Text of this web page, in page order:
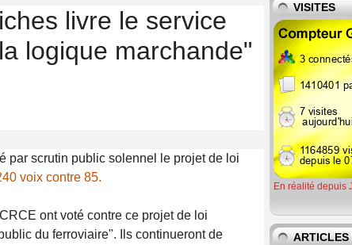
livre le service
logique marchande"
par scrutin public solennel le projet de loi
voix contre 85.
ont voté contre ce projet de loi
du ferroviaire". Ils continueront de
VISITES
En réalité depuis
ARTICLES